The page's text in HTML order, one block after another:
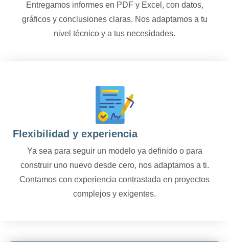
Entregamos informes en PDF y Excel, con datos,
gráficos y conclusiones claras. Nos adaptamos a tu
nivel técnico y a tus necesidades.
Flexibilidad y experiencia
Ya sea para seguir un modelo ya definido o para
construir uno nuevo desde cero, nos adaptamos a ti.
Contamos con experiencia contrastada en proyectos
complejos y exigentes.